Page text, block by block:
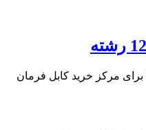
برای مرکز خرید کابل فرمان